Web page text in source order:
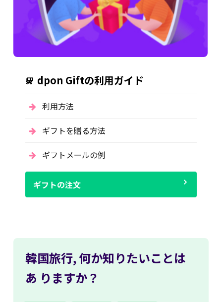
dpon Giftの利用ガイド
利用方法
ギフトを贈る方法
ギフトメールの例
ギフトの注文
韓国旅行, 何か知りたいことは
あ りますか？